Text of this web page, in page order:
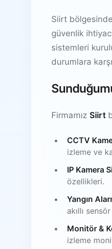
Siirt
güvenlik
sistemleri
durumlara
Firmamız Siirt
CCTV
izleme ve
IP Kamera
özellikleri.
Yangın
akıllı
Monitör &
izleme